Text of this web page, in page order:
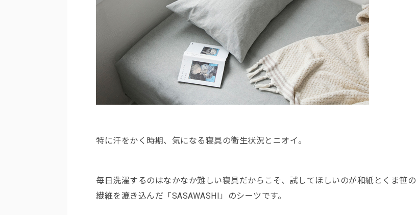
特に汗をかく時期、気になる寝具の衛生状況とニオイ。
毎日洗濯するのはなかなか難しい寝具だからこそ、試してほしいのが和紙とくま笹の
繊維を漉き込んだ「SASAWASHI」のシーツです。